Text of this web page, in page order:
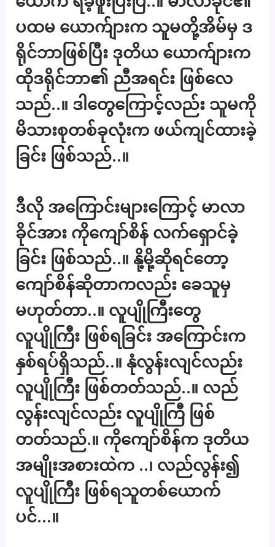
ပထမ ယောက်ျားက သူမတို့အိမ်မှ ဒ
ရိုင်ဘာဖြစ်ပြီး ဒုတိယ ယောက်ျားက
ထိုဒရိုင်ဘာ၏ ညီအရင်း ဖြစ်လေ
သည်..။ ဒါတွေကြောင့်လည်း သူမကို
မိသားစုတစ်ခုလုံးက ဖယ်ကျင်ထားခဲ့
ခြင်း ဖြစ်သည်..။
ဒီလို အကြောင်းများကြောင့် မာလာ
ခိုင်အား ကိုကျော်စိန် လက်ရှောင်ခဲ့
ခြင်း ဖြစ်သည်..။ နို့မို့ဆိုရင်တော့
ကျော်စိန်ဆိုတာကလည်း ခေသူမှ
မဟုတ်တာ..။ လူပျိုကြီးတွေ
လူပျိုကြီး ဖြစ်ရခြင်း အကြောင်းက
နှစ်ရပ်ရှိသည်..။ နုံလွန်းလျင်လည်း
လူပျိုကြီး ဖြစ်တတ်သည်..။ လည်
လွန်းလျင်လည်း လူပျိုကြီ ဖြစ်
တတ်သည်.။ ကိုကျော်စိန်က ဒုတိယ
အမျိုးအစားထဲက ..၊ လည်လွန်း၍
လူပျိုကြီး ဖြစ်ရသူတစ်ယောက်
ပင်…။